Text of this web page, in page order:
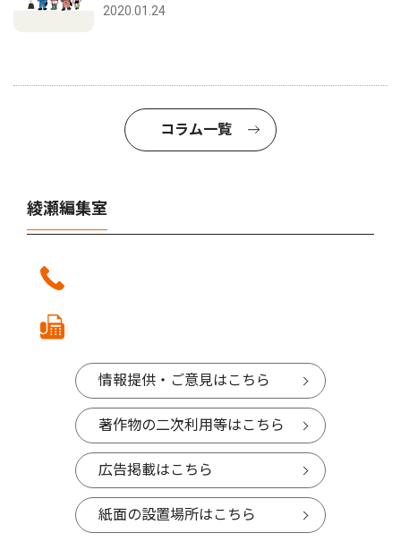
2020.01.24
コラム一覧
綾瀬編集室
情報提供・ご意見はこちら
著作物の二次利用等はこちら
広告掲載はこちら
紙面の設置場所はこちら